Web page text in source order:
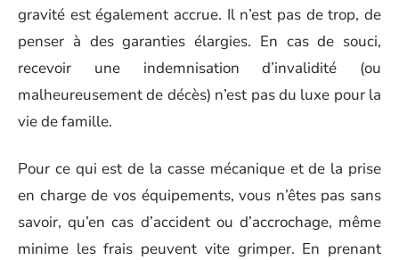
gravité est également accrue. Il n’est pas de trop, de
penser à des garanties élargies. En cas de souci,
recevoir une indemnisation d’invalidité (ou
malheureusement de décès) n’est pas du luxe pour la
vie de famille.
Pour ce qui est de la casse mécanique et de la prise
en charge de vos équipements, vous n’êtes pas sans
savoir, qu’en cas d’accident ou d’accrochage, même
minime les frais peuvent vite grimper. En prenant